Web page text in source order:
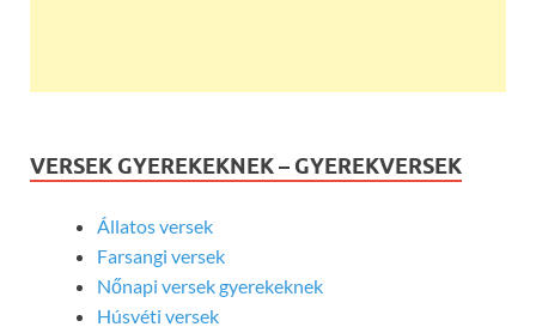
VERSEK GYEREKEKNEK – GYEREKVERSEK
Állatos versek
Farsangi versek
Nőnapi versek gyerekeknek
Húsvéti versek